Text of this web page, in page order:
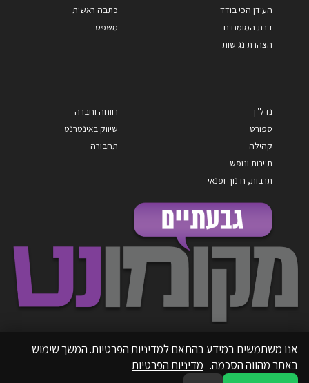
העידן הכי בודד
זירת המומחים
הצהרת נגישות
כתבה ראשית
משפטי
נדל"ן
ספורט
קהילה
תיירות ונופש
תרבות, חינוך ופנאי
רווחה וחברה
שיווק באינטרנט
תחבורה
אנו משתמשים במידע בהתאם למדיניות הפרטיות. המשך שימוש
באתר מהווה הסכמה. מדיניות הפרטיות